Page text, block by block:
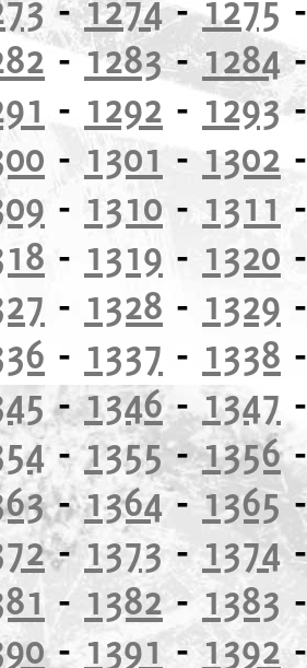
-1283-1284
- 1292 - 1293
- 1301 - 1302
- 1310 - 1311
- 1319 - 1320
- 1328 - 1329
- 1337 - 1338
-1346-1347
-1355-1356
-1364-1365
-1373- 1374
- 1382 - 1383
-1391 -1392